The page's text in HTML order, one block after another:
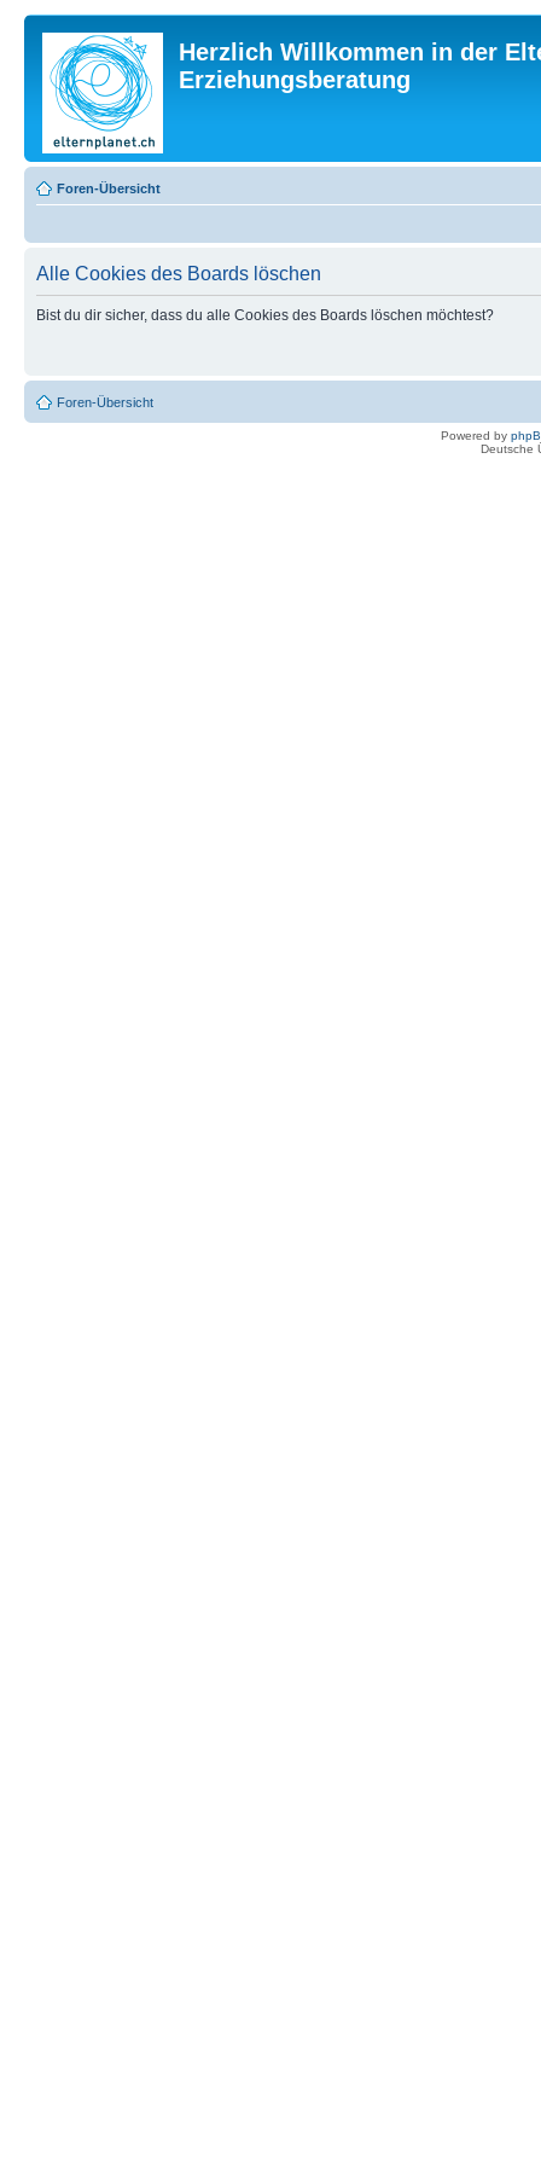
Herzlich Willkommen in der
Erziehungsberatung
Foren-Übersicht
Alle Cookies des Boards löschen
Bist du dir sicher, dass du alle Cookies des Boards löschen möchtest?
Foren-Übersicht
Powered by
Deutsche